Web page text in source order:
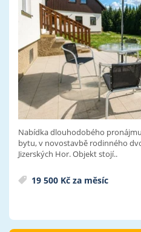
Nabídka dlouhodobého
bytu, v novostavbě rodinného
Jizerských Hor. Objekt stojí..
19 500 Kč za měsíc